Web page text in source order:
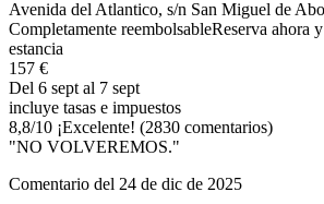
Avenida del Atlantico, s/n San Miguel de
Completamente reembolsableReserva ahora
estancia
157 €
Del 6 sept al 7 sept
incluye tasas e impuestos
8,8/10 ¡Excelente! (2830 comentarios)
"NO VOLVEREMOS."
Comentario del 24 de dic de 2025